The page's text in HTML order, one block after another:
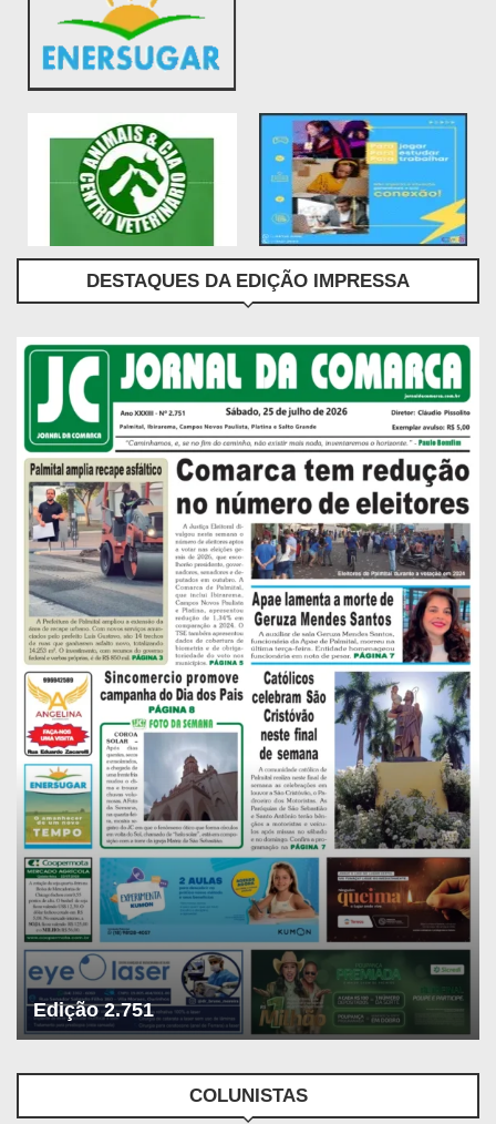
DESTAQUES DA EDIÇÃO IMPRESSA
Edição 2.751
COLUNISTAS